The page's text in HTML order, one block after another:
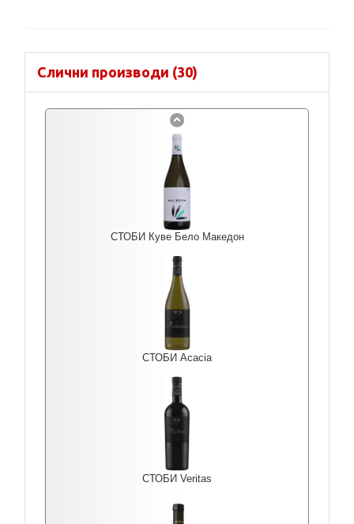
Слични производи (30)
СТОБИ Куве Бело Македон
СТОБИ Acacia
СТОБИ Veritas